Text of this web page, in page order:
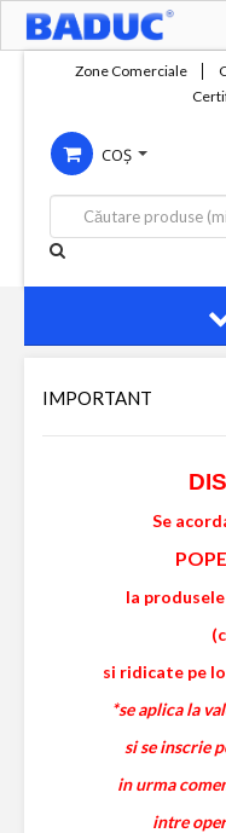
Compania
Servicii
Productie
Contact
Zone Comerciale
COȘ
IMPORTANT
Se
la
si ridicate pe
*se aplica la
si se inscrie
in urma
intre